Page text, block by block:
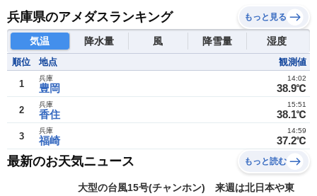
兵庫県のアメダスランキング もっと見る
気温 降水量 風 降雪量 湿度
順位 地点 観測値
1 豊岡
兵庫
38.9℃
14:02
2 香住
兵庫
38.1℃
15:51
3 福崎
兵庫
37.2℃
14:59
最新のお天気ニュース もっと読む
大型の台風15号(チャンホン) 来週は北日本や東